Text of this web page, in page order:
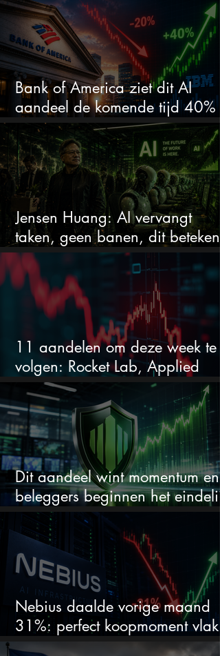
Bank of America ziet dit AI
aandeel de komende tijd 40%
stijgen na 20% daling
Jensen Huang: AI vervangt
taken, geen banen, dit betekent
het voor AI-aandelen
11 aandelen om deze week te
volgen: Rocket Lab, Applied
Materials en de zwaarste AI-test
Dit aandeel wint momentum en
beleggers beginnen het eindelijk
te zien
Nebius daalde vorige maand
31%: perfect koopmoment vlak
voor kwartaalcijfers?